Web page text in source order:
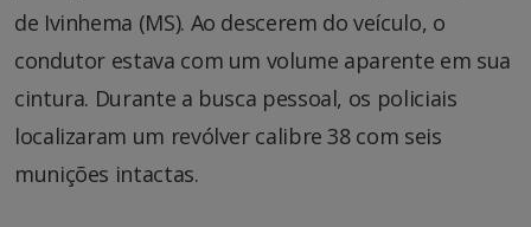
de Ivinhema (MS). Ao descerem do veículo, o
condutor estava com um volume aparente em sua
cintura. Durante a busca pessoal, os policiais
localizaram um revólver calibre 38 com seis
munições intactas.